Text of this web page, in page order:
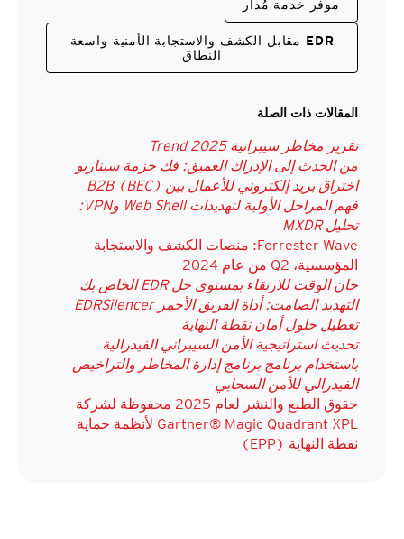
موفر خدمة مُدار
EDR مقابل الكشف والاستجابة الأمنية واسعة
النطاق
المقالات ذات الصلة
تقرير مخاطر سيبرانية Trend 2025
من الحدث إلى الإدراك العميق: فك حزمة سيناريو
اختراق بريد إلكتروني للأعمال بين B2B (BEC)
فهم المراحل الأولية لتهديدات Web Shell وVPN:
تحليل MXDR
Forrester Wave: منصات الكشف والاستجابة
المؤسسية، Q2 من عام 2024
حان الوقت للارتقاء بمستوى حل EDR الخاص بك
التهديد الصامت: أداة الفريق الأحمر EDRSilencer
تعطيل حلول أمان نقطة النهاية
تحديث استراتيجية الأمن السيبراني الفيدرالية
باستخدام برنامج برنامج إدارة المخاطر والتراخيص
الفيدرالي للأمن السحابي
حقوق الطبع والنشر لعام 2025 محفوظة لشركة
Gartner® Magic Quadrant XPL لأنظمة حماية
نقطة النهاية (EPP)